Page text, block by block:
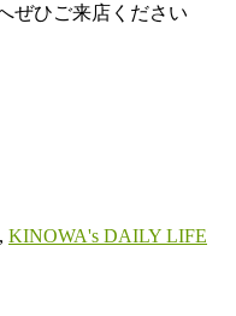
ひご来店ください
, KINOWA's DAILY LIFE